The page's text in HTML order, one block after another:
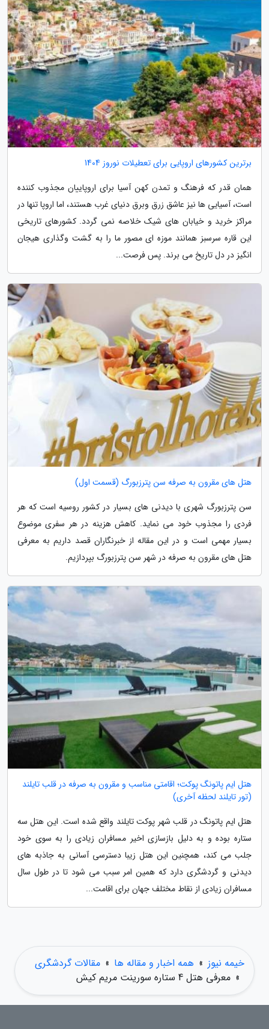
برترین کشورهای اروپایی برای تعطیلات نوروز 1404
همان قدر که فرهنگ و تمدن کهن آسیا برای اروپاییان مجذوب کننده
است، آسیایی ها نیز عاشق زرق وبرق دنیای غرب هستند، اما اروپا تنها در
مراکز خرید و خیابان های شیک خلاصه نمی گردد. کشورهای تاریخی
این قاره سرسبز همانند موزه ای مصور ما را به گشت وگذاری هیجان
انگیز در دل تاریخ می برند. پس فرصت...
هتل های مقرون به صرفه سن پترزبورگ (قسمت اول)
سن پترزبورگ شهری با دیدنی های بسیار در کشور روسیه است که هر
فردی را مجذوب خود می نماید. کاهش هزینه در هر سفری موضوع
بسیار مهمی است و در این مقاله از خبرنگاران قصد داریم به معرفی
هتل های مقرون به صرفه در شهر سن پترزبورگ بپردازیم.
هتل ایم پاتونگ پوکت؛ اقامتی مناسب و مقرون به صرفه در قلب تایلند
(تور تایلند لحظه آخری)
هتل ایم پاتونگ در قلب شهر پوکت تایلند واقع شده است. این هتل سه
ستاره بوده و به دلیل بازسازی اخیر مسافران زیادی را به سوی خود
جلب می کند، همچنین این هتل زیبا دسترسی آسانی به جاذبه های
دیدنی و گردشگری دارد که همین امر سبب می شود تا در طول سال
مسافران زیادی از نقاط مختلف جهان برای اقامت...
خیمه نیوز » همه اخبار و مقاله ها » مقالات گردشگری
» معرفی هتل 4 ستاره سورینت مریم کیش